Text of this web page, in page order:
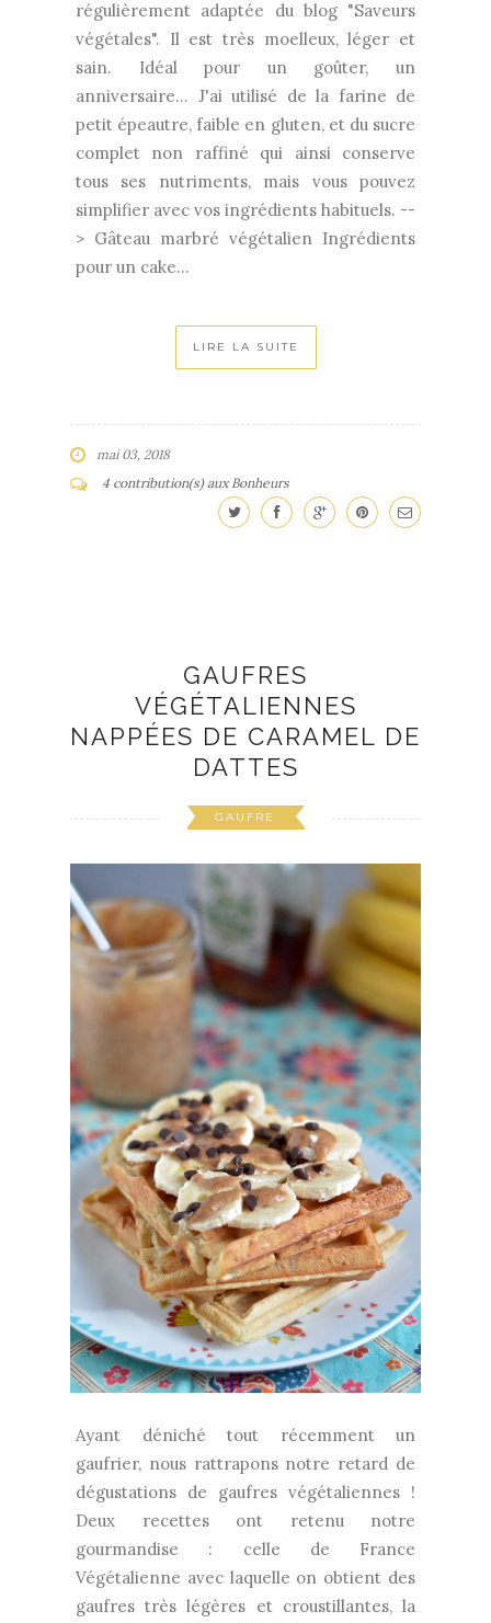
régulièrement adaptée du blog "Saveurs
végétales". Il est très moelleux, léger et
sain. Idéal pour un goûter, un
anniversaire... J'ai utilisé de la farine de
petit épeautre, faible en gluten, et du sucre
complet non raffiné qui ainsi conserve
tous ses nutriments, mais vous pouvez
simplifier avec vos ingrédients habituels. --
> Gâteau marbré végétalien Ingrédients
pour un cake...
LIRE LA SUITE
mai 03, 2018
4 contribution(s) aux Bonheurs
GAUFRES
VÉGÉTALIENNES
NAPPÉES DE CARAMEL DE
DATTES
GAUFRE
Ayant déniché tout récemment un
gaufrier, nous rattrapons notre retard de
dégustations de gaufres végétaliennes !
Deux recettes ont retenu notre
gourmandise : celle de France
Végétalienne avec laquelle on obtient des
gaufres très légères et croustillantes, la